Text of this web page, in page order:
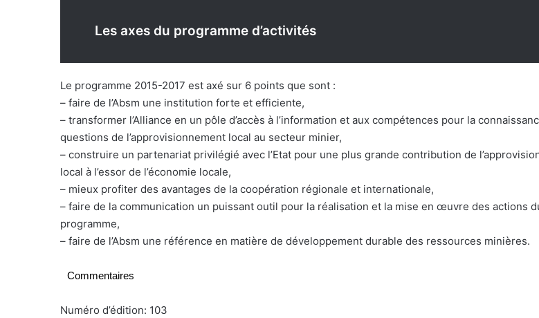
Les axes du programme d’activités
Le programme 2015-2017 est axé sur 6 points que sont :
– faire de l’Absm une institution forte et efficiente,
– transformer l’Alliance en un pôle d’accès à l’information et aux compétences pour la
questions de l’approvisionnement local au secteur minier,
– construire un partenariat privilégié avec l’Etat pour une plus grande contribution de
local à l’essor de l’économie locale,
– mieux profiter des avantages de la coopération régionale et internationale,
– faire de la communication un puissant outil pour la réalisation et la mise en œuvre des actions
programme,
– faire de l’Absm une référence en matière de développement durable des ressources minières.
Commentaires
Numéro d’édition: 103